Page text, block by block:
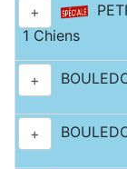
+
1 Chiens
+
+